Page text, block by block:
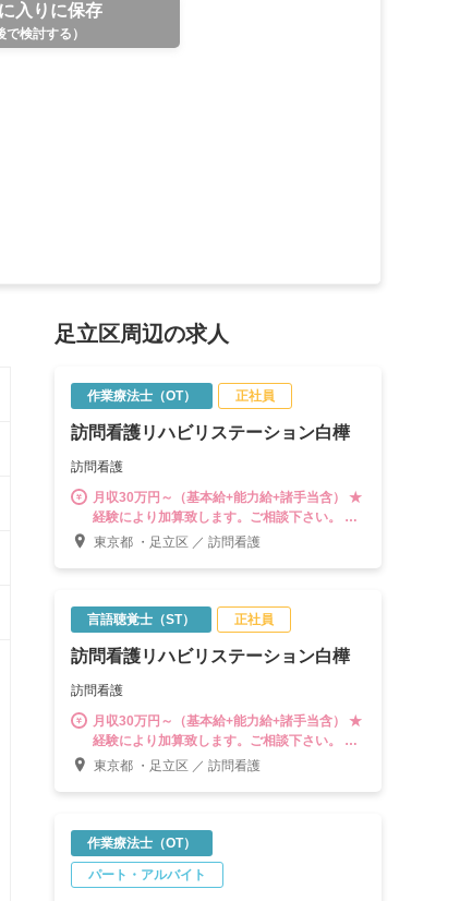
入りに保存
で検討する）
足立区周辺の求人
作業療法士（OT） 正社員
訪問看護リハビリステーション白樺
訪問看護
月収30万円～（基本給+能力給+諸手当含） ★
経験により加算致します。ご相談下さい。 ※
試用期間中は減額があるのでご了承下さい
東京都 ・足立区 ／ 訪問看護
言語聴覚士（ST） 正社員
訪問看護リハビリステーション白樺
訪問看護
月収30万円～（基本給+能力給+諸手当含） ★
経験により加算致します。ご相談下さい。 ※
試用期間中は減額があるのでご了承下さい
東京都 ・足立区 ／ 訪問看護
作業療法士（OT）
パート・アルバイト